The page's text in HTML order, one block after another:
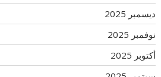
ديسمبر 2025
نوفمبر 2025
أكتوبر 2025